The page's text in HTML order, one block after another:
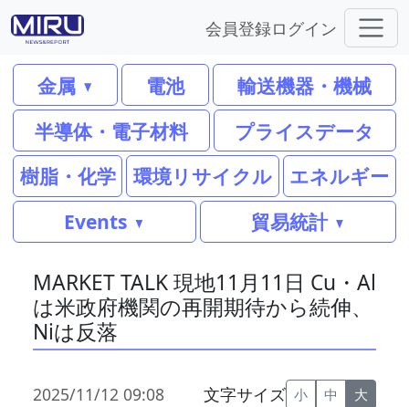
会員登録ログイン
金属 電池
輸送機器・機械
半導体・電子材料
プライスデータ
樹脂・化学
環境リサイクル
エネルギー
Events
貿易統計
MARKET TALK 現地11月11日 Cu・Al
は米政府機関の再開期待から続伸、
Niは反落
2025/11/12 09:08 文字サイズ 小 中 大